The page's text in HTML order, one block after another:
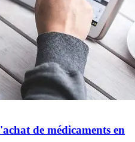
de médicaments en